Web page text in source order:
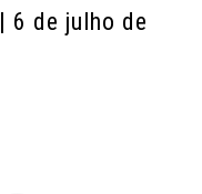
| 6 de julho de